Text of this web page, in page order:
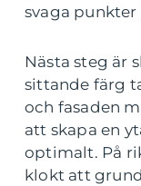
svaga
Nästa steg är
sittande färg
och fasaden
att skapa en
optimalt. På
klokt att